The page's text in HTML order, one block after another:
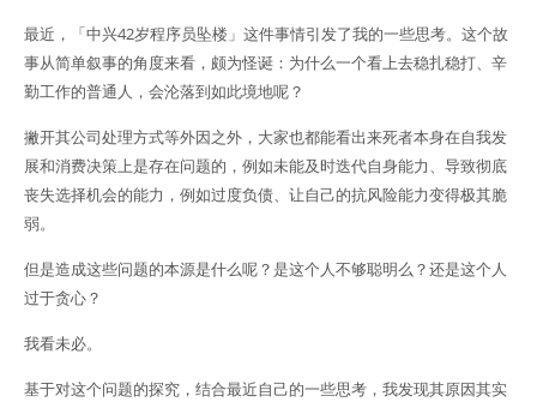
最近，「中兴42岁程序员坠楼」这件事情引发了我的一些思考。这个故
事从简单叙事的角度来看，颇为怪诞：为什么一个看上去稳扎稳打、辛
勤工作的普通人，会沦落到如此境地呢？
撇开其公司处理方式等外因之外，大家也都能看出来死者本身在自我发
展和消费决策上是存在问题的，例如未能及时迭代自身能力、导致彻底
丧失选择机会的能力，例如过度负债、让自己的抗风险能力变得极其脆
弱。
但是造成这些问题的本源是什么呢？是这个人不够聪明么？还是这个人
过于贪心？
我看未必。
基于对这个问题的探究，结合最近自己的一些思考，我发现其原因其实